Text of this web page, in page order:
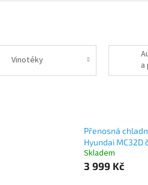
Vinotéky
a
Přenosná
Hyundai MC32D
Skladem
3 999 Kč